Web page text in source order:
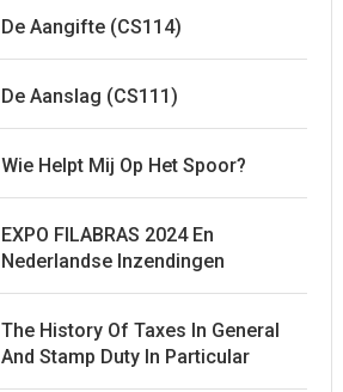
De Aangifte (CS114)
De Aanslag (CS111)
Wie Helpt Mij Op Het Spoor?
EXPO FILABRAS 2024 En
Nederlandse Inzendingen
The History Of Taxes In General
And Stamp Duty In Particular